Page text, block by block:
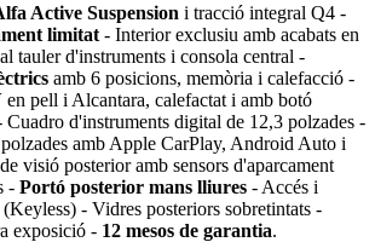
Active Suspension i tracció integral Q4 -
limitat - Interior exclusiu amb acabats en
tauler d'instruments i consola central -
amb 6 posicions, memòria i calefacció -
en pell i Alcantara, calefactat i amb botó
Cuadro d'instruments digital de 12,3 polzades -
amb Apple CarPlay, Android Auto i
visió posterior amb sensors d'aparcament
- Portó posterior mans lliures - Accés i
(Keyless) - Vidres posteriors sobretintats -
exposició - 12 mesos de garantia.